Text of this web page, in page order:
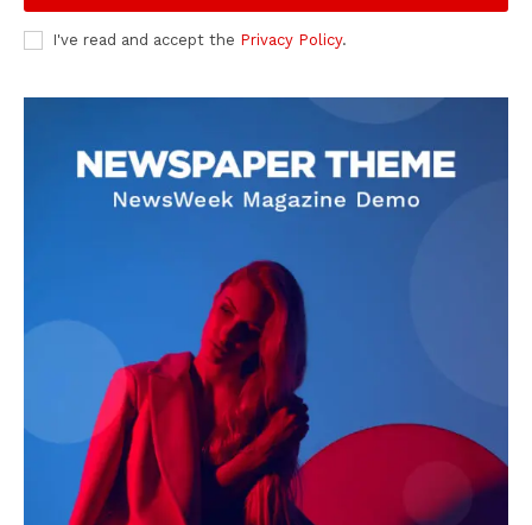
I've read and accept the Privacy Policy.